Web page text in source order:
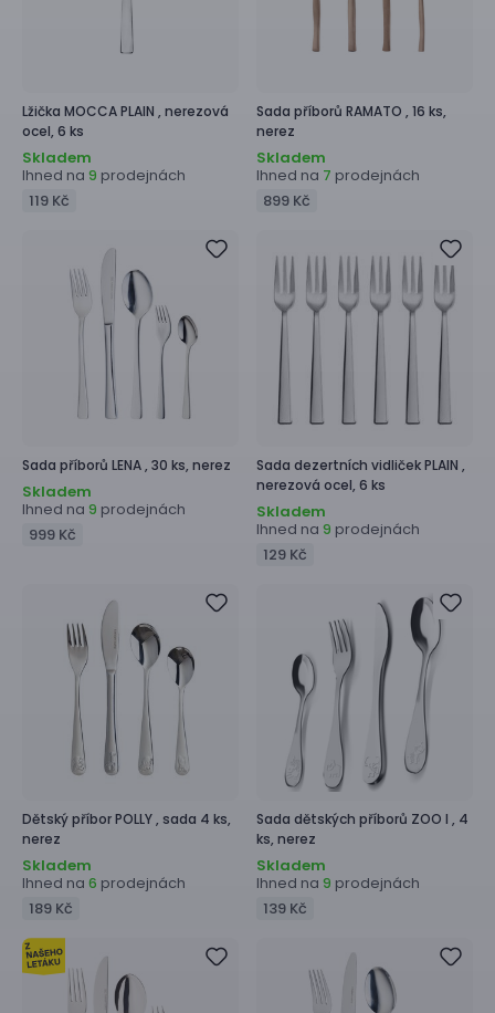
Lžička MOCCA PLAIN , nerezová
ocel, 6 ks
Skladem
Ihned na 9 prodejnách
119 Kč
Sada příborů RAMATO , 16 ks,
nerez
Skladem
Ihned na 7 prodejnách
899 Kč
Sada příborů LENA , 30 ks, nerez
Skladem
Ihned na 9 prodejnách
999 Kč
Sada dezertních vidličekPLAIN ,
nerezová ocel, 6 ks
Skladem
Ihned na 9 prodejnách
129 Kč
Dětský příborPOLLY , sada 4 ks,
nerez
Skladem
Ihned na 6 prodejnách
189 Kč
Sada dětských příborů ZOO I , 4
ks, nerez
Skladem
Ihned na 9 prodejnách
139 Kč